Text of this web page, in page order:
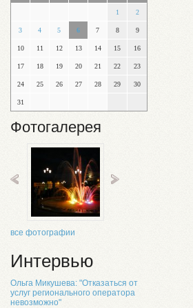
1 2
3 4 5 6 7 8 9
10 11 12 13 14 15 16
17 18 19 20 21 22 23
24 25 26 27 28 29 30
31
Фотогалерея
все фотографии
Интервью
Ольга Микушева: "Отказаться от
услуг регионального оператора
невозможно"